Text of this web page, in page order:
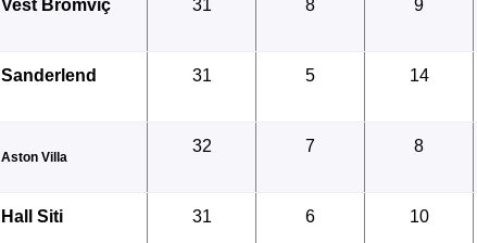
Vest Bromviç 31 8 9
Sanderlend 31 5 14
Aston Villa
32 7 8
Hall Siti 31 6 10